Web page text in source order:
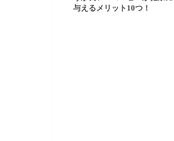
与えるメリット10つ！